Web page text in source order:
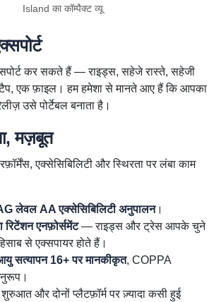
Island का कॉम्पैक्ट व्यू
कर सकते हैं — राइड्स, सहेजे रास्ते, सहेजी
एक फ़ाइल। हम हमेशा से मानते आए हैं कि आपका
उसे पोर्टेबल बनाता है।
मज़बूत
एक्सेसिबिलिटी और स्थिरता पर लंबा काम
लेवल AA एक्सेसिबिलिटी अनुपालन।
एनफ़ोर्समेंट— राइड्स और ट्रेस आपके चुने
से एक्सपायर होते हैं।
सत्यापन 16+ पर मानकीकृत, COPPA
और दोनों प्लैटफ़ॉर्म पर ज़्यादा कसी हुई